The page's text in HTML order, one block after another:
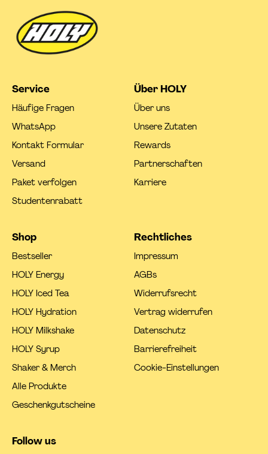
Service
Häufige Fragen
WhatsApp
Kontakt Formular
Versand
Paket verfolgen
Studentenrabatt
Über HOLY
Über uns
Unsere Zutaten
Rewards
Partnerschaften
Karriere
Shop
Bestseller
HOLY Energy
HOLY Iced Tea
HOLY Hydration
HOLY Milkshake
HOLY Syrup
Shaker & Merch
Alle Produkte
Geschenkgutscheine
Rechtliches
Impressum
AGBs
Widerrufsrecht
Vertrag widerrufen
Datenschutz
Barrierefreiheit
Cookie-Einstellungen
Follow us